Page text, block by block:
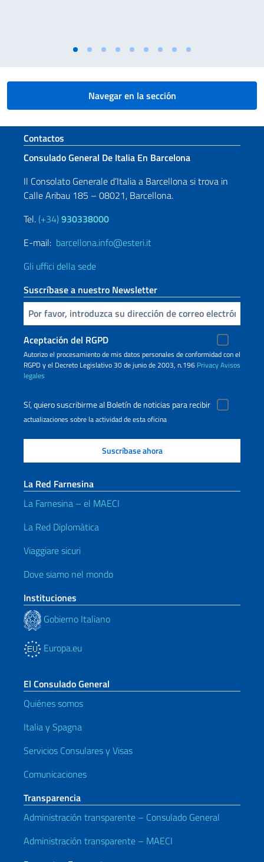
Navegar en la sección
Sezione footer
Contactos
Consulado General De Italia En Barcelona
Il Consolato Generale d’Italia a Barcellona si trova in
Calle Aribau 185 – 08021, Barcellona.
Tel. (+34) 930338000
E-mail: barcellona.info@esteri.it
Gli uffici della sede
Suscríbase a nuestro Newsletter
Inserta tu correo electronico
Aceptación del RGPD
Autorizo ​​el procesamiento de mis datos personales de conformidad con el
RGPD y el Decreto Legislativo 30 de junio de 2003, n.196 PrivacyAvisos
legales
Sí, quiero suscribirme al Boletín de noticias para recibir
actualizaciones sobre la actividad de esta oficina
La Red Farnesina
La Farnesina – el MAECI
La Red Diplomàtica
Viaggiare sicuri
Dove siamo nel mondo
Instituciones
Gobierno Italiano
Europa.eu
El Consulado General
Quiénes somos
Italia y Spagna
Servicios Consulares y Visas
Comunicaciones
Transparencia
Administración transparente – Consulado General
Administración transparente – MAECI